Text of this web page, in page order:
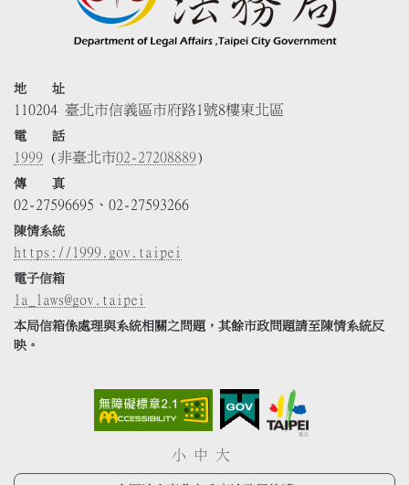
地 址
110204 臺北市信義區市府路1號8樓東北區
電 話
1999 (非臺北市02-27208889)
傳 真
02-27596695、02-27593266
陳情系統
https://1999.gov.taipei
電子信箱
la_laws@gov.taipei
本局信箱係處理與系統相關之問題，其餘市政問題請至陳情系統反
映。
小 中 大